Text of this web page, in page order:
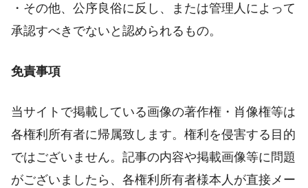
・その他、公序良俗に反し、または管理人によって
承認すべきでないと認められるもの。
免責事項
当サイトで掲載している画像の著作権・肖像権等は
各権利所有者に帰属致します。権利を侵害する目的
ではございません。記事の内容や掲載画像等に問題
がございましたら、各権利所有者様本人が直接メー